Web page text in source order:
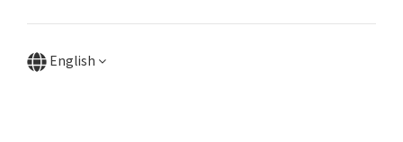
English